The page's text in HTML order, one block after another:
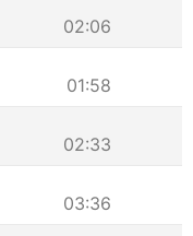
02:06
01:58
02:33
03:36